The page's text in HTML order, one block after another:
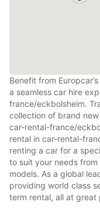
Benefit from
a seamless car hire
france/eckbolsheim.
collection of brand
car-rental-france/
rental in car-rental-
renting a car for a
to suit your needs
models. As a global
providing world class
term rental, all at great